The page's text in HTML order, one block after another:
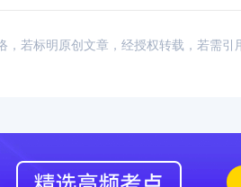
若标明原创文章，经授权转载，若需引